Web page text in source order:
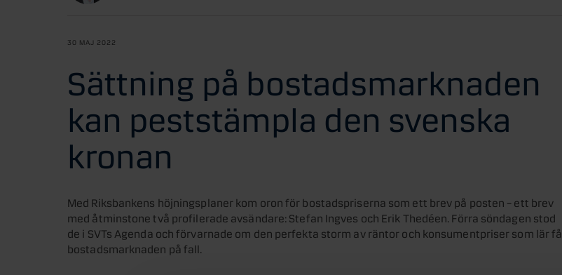
30 MAJ 2022
Sättning på bostadsmarknaden
kan peststämpla den svenska
kronan
Med Riksbankens höjningsplaner kom oron för bostadspriserna som ett brev på posten – ett brev
med åtminstone två profilerade avsändare: Stefan Ingves och Erik Thedéen. Förra söndagen stod
de i SVTs Agenda och förvarnade om den perfekta storm av räntor och konsumentpriser som lär få
bostadsmarknaden på fall.